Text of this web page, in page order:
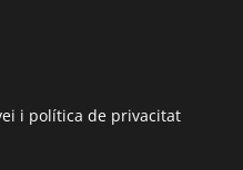
i política de privacitat